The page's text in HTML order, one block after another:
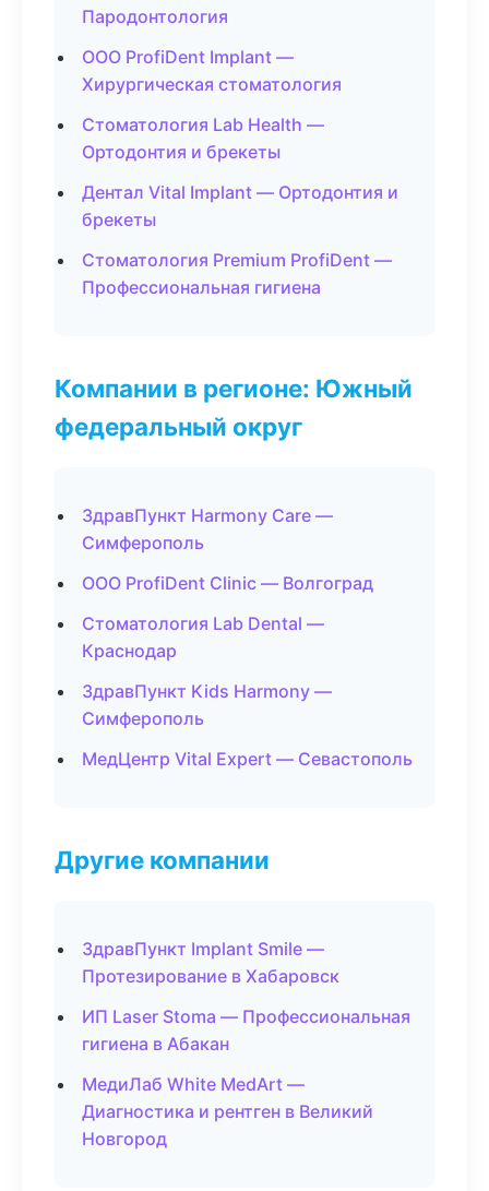
Пародонтология
ООО ProfiDent Implant —
Хирургическая стоматология
Стоматология Lab Health —
Ортодонтия и брекеты
Дентал Vital Implant — Ортодонтия и
брекеты
Стоматология Premium ProfiDent —
Профессиональная гигиена
Компании в регионе: Южный
федеральный округ
ЗдравПункт Harmony Care —
Симферополь
ООО ProfiDent Clinic — Волгоград
Стоматология Lab Dental —
Краснодар
ЗдравПункт Kids Harmony —
Симферополь
МедЦентр Vital Expert — Севастополь
Другие компании
ЗдравПункт Implant Smile —
Протезирование в Хабаровск
ИП Laser Stoma — Профессиональная
гигиена в Абакан
МедиЛаб White MedArt —
Диагностика и рентген в Великий
Новгород